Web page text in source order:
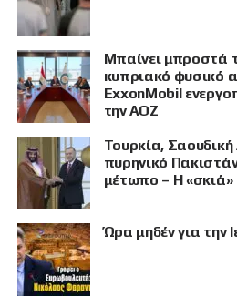
Μπαίνει μπροστά
κυπριακό φυσικό
ExxonMobil
την ΑΟΖ
Τουρκία,
πυρηνικό
μέτωπο – Η
Ώρα μηδέν για την